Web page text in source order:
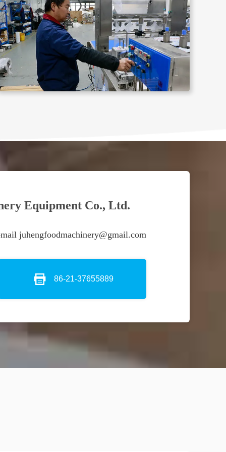
Equipment Co., Ltd.
juhengfoodmachinery@gmail.com
86-21-37655889